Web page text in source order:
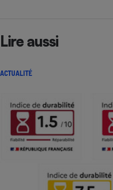
Lire aussi
ACTUALITÉ